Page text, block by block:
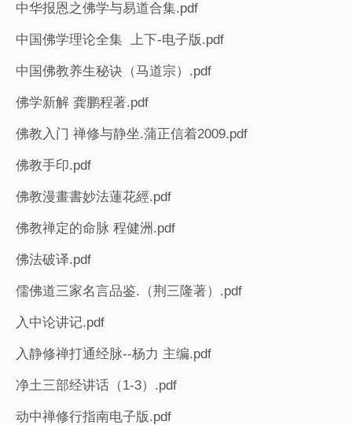
中华报恩之佛学与易道合集.pdf
中国佛学理论全集 上下-电子版.pdf
中国佛教养生秘诀（马道宗）.pdf
佛学新解 龚鹏程著.pdf
佛教入门 禅修与静坐.蒲正信着2009.pdf
佛教手印.pdf
佛教漫畫書妙法蓮花經.pdf
佛教禅定的命脉 程健洲.pdf
佛法破译.pdf
儒佛道三家名言品鉴.（荆三隆著）.pdf
入中论讲记.pdf
入静修禅打通经脉--杨力 主编.pdf
净土三部经讲话（1-3）.pdf
动中禅修行指南电子版.pdf